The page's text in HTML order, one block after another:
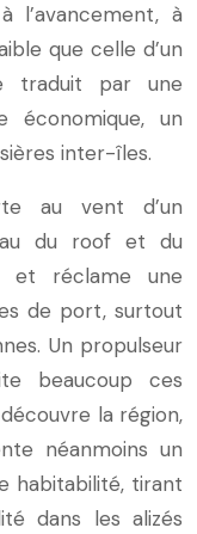
l’avancement, à
que celle d’un
traduit par une
économique, un
inter-îles.
au vent d’un
du roof et du
et réclame une
de port, surtout
Un propulseur
beaucoup ces
la région,
néanmoins un
habitabilité, tirant
dans les alizés